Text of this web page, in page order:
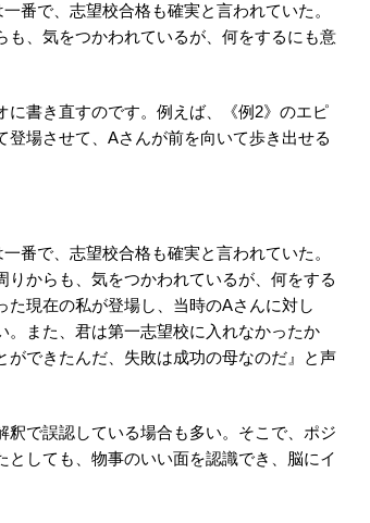
番で、志望校合格も確実と言われていた。
、気をつかわれているが、何をするにも意
書き直すのです。例えば、《例2》のエピ
場させて、Aさんが前を向いて歩き出せる
番で、志望校合格も確実と言われていた。
からも、気をつかわれているが、何をする
現在の私が登場し、当時のAさんに対し
また、君は第一志望校に入れなかったか
ができたんだ、失敗は成功の母なのだ』と声
釈で誤認している場合も多い。そこで、ポジ
しても、物事のいい面を認識でき、脳にイ